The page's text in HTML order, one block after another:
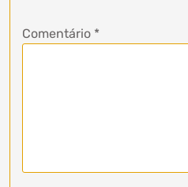
Comentário *